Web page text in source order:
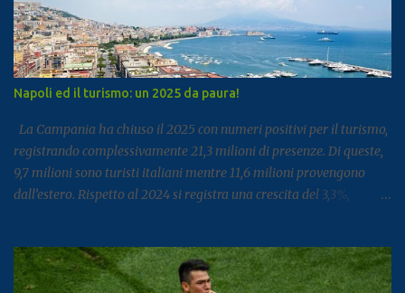
Napoli ed il turismo: un 2025 da paura!
La Campania ha chiuso il 2025 con numeri positivi per il turismo,
registrando complessivamente 21,3 milioni di presenze. Di queste,
9,7 milioni sono turisti italiani mentre 11,6 milioni provengono
dall’estero. Rispetto al 2024 si registra una crescita del 3,3%,
dedicato al turismo, pubblicato come di consueto con alcuni mesi
di ritardo ma utile per fotografare l’andamento complessivo del